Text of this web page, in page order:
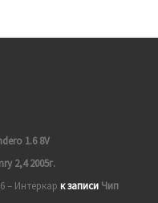
1.6 8V
2,4 2005г.
– Интеркар к записи Чип